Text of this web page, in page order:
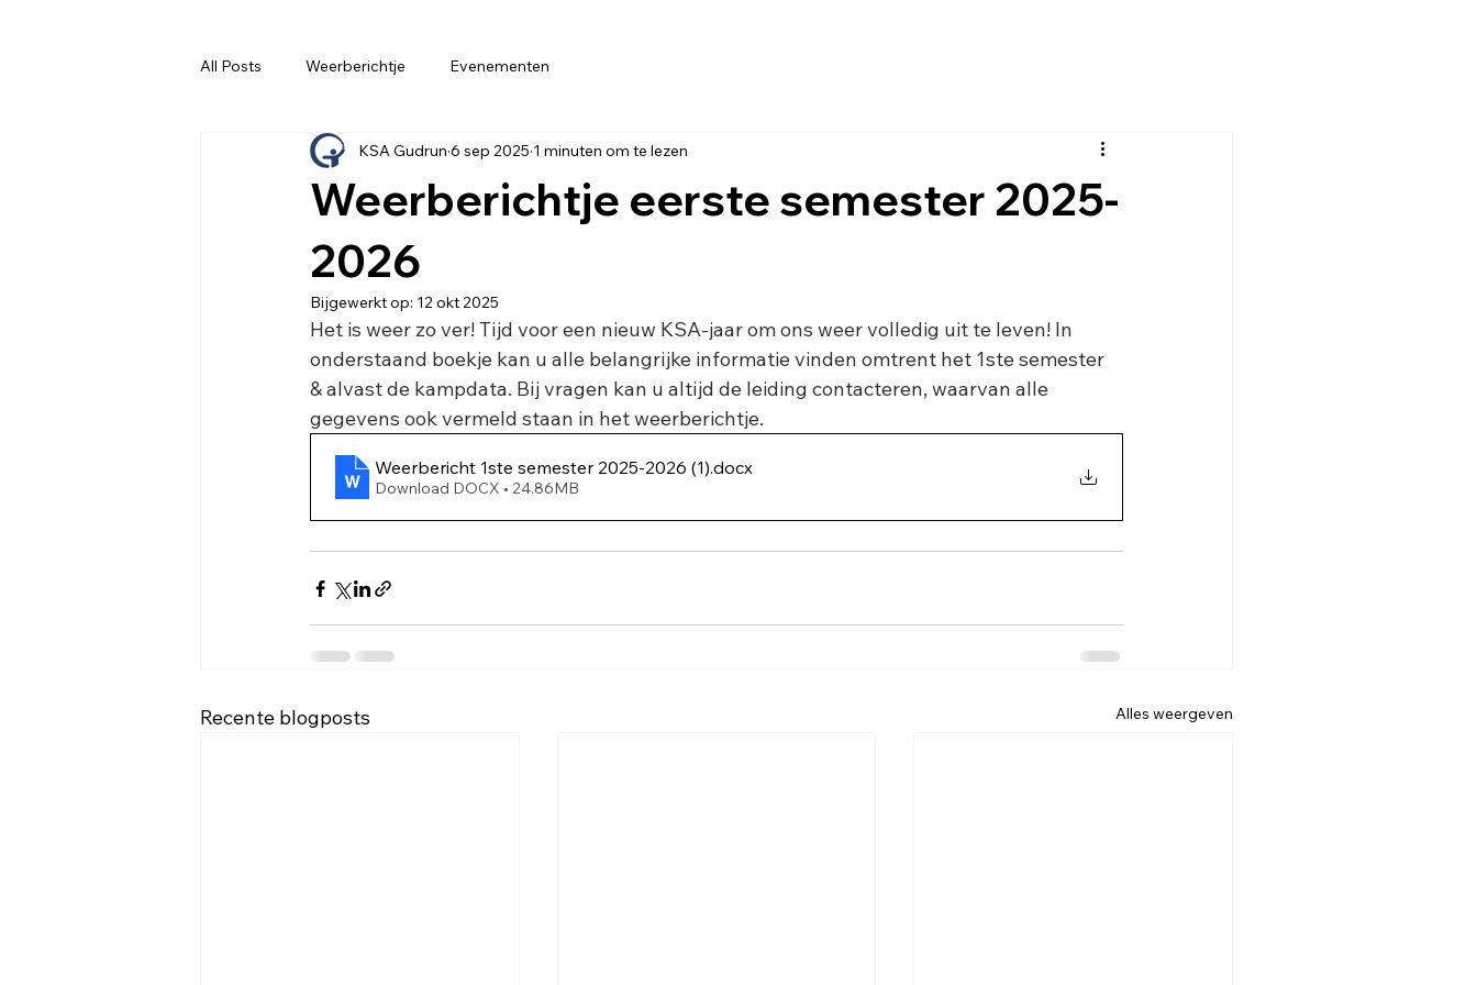
All Posts Weerberichtje Evenementen
Weerberichtje eerste semester 2025-
2026
KSA Gudrun 6 sep 2025 1 minuten om te lezen
Bijgewerkt op: 12 okt 2025
Het is weer zo ver! Tijd voor een nieuw KSA-jaar om ons weer volledig uit te leven! In
onderstaand boekje kan u alle belangrijke informatie vinden omtrent het 1ste semester
& alvast de kampdata. Bij vragen kan u altijd de leiding contacteren, waarvan alle
gegevens ook vermeld staan in het weerberichtje.
Weerbericht 1ste semester 2025-2026 (1).docx
Download DOCX • 24.86MB
Recente blogposts Alles weergeven